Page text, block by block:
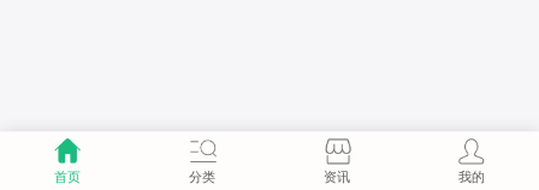
首页 分类 资讯 我的